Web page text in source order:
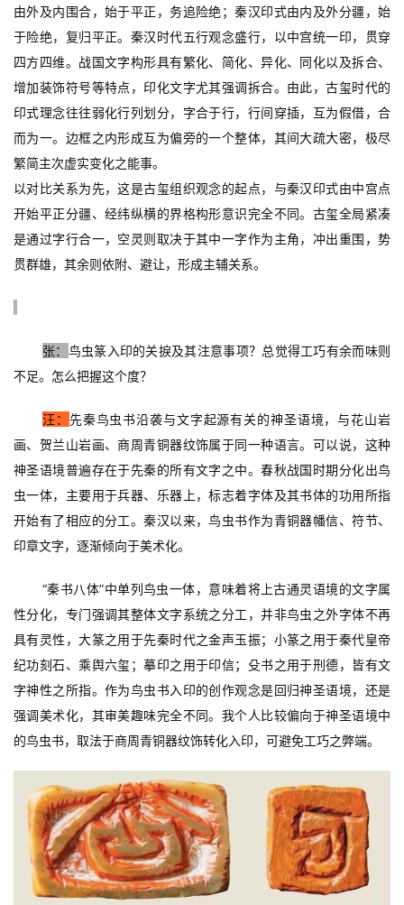
由外及内围合，始于平正，务追险绝；秦汉印式由内及外分疆，始
于险绝，复归平正。秦汉时代五行观念盛行，以中宫统一印，贯穿
四方四维。战国文字构形具有繁化、简化、异化、同化以及拆合、
增加装饰符号等特点，印化文字尤其强调拆合。由此，古玺时代的
印式理念往往弱化行列划分，字合于行，行间穿插，互为假借，合
而为一。边框之内形成互为偏旁的一个整体，其间大疏大密，极尽
繁简主次虚实变化之能事。
以对比关系为先，这是古玺组织观念的起点，与秦汉印式由中宫点
开始平正分疆、经纬纵横的界格构形意识完全不同。古玺全局紧凑
是通过字行合一，空灵则取决于其中一字作为主角，冲出重围，势
贯群雄，其余则依附、避让，形成主辅关系。
张： 鸟虫篆入印的关捩及其注意事项？总觉得工巧有余而味则
不足。怎么把握这个度？
汪： 先秦鸟虫书沿袭与文字起源有关的神圣语境，与花山岩
画、贺兰山岩画、商周青铜器纹饰属于同一种语言。可以说，这种
神圣语境普遍存在于先秦的所有文字之中。春秋战国时期分化出鸟
虫一体，主要用于兵器、乐器上，标志着字体及其书体的功用所指
开始有了相应的分工。秦汉以来，鸟虫书作为青铜器幡信、符节、
印章文字，逐渐倾向于美术化。
“秦书八体”中单列鸟虫一体，意味着将上古通灵语境的文字属
性分化，专门强调其整体文字系统之分工，并非鸟虫之外字体不再
具有灵性，大篆之用于先秦时代之金声玉振；小篆之用于秦代皇帝
纪功刻石、乘舆六玺；摹印之用于印信；殳书之用于刑德，皆有文
字神性之所指。作为鸟虫书入印的创作观念是回归神圣语境，还是
强调美术化，其审美趣味完全不同。我个人比较偏向于神圣语境中
的鸟虫书，取法于商周青铜器纹饰转化入印，可避免工巧之弊端。